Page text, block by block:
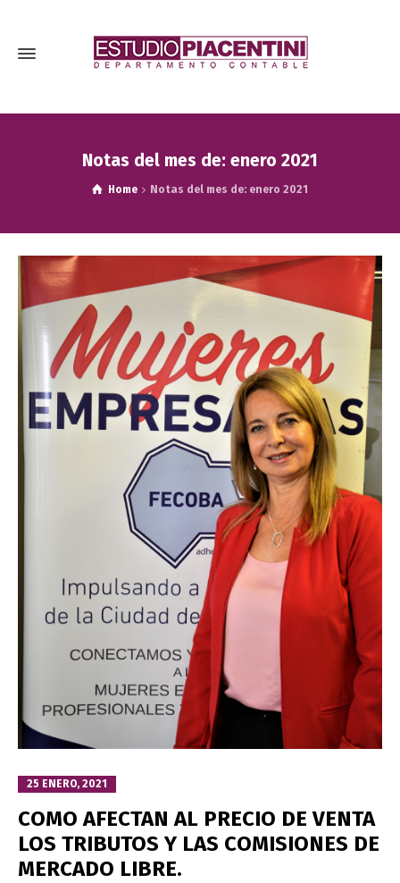
Notas del mes de: enero 2021
Home Notas del mes de: enero 2021
25 ENERO, 2021
COMO AFECTAN AL PRECIO DE VENTA
LOS TRIBUTOS Y LAS COMISIONES DE
MERCADO LIBRE.